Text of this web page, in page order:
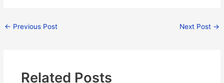
← Previous Post Next Post →
Related Posts